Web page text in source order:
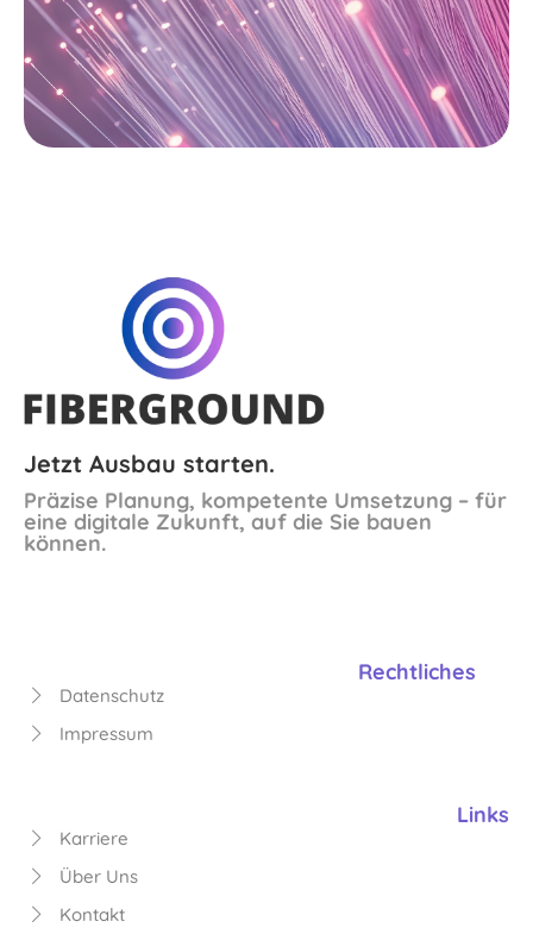
Jetzt Ausbau starten.
Präzise Planung, kompetente Umsetzung – für
eine digitale Zukunft, auf die Sie bauen
können.
Links
Karriere
Über Uns
Kontakt
Rechtliches
Datenschutz
Impressum